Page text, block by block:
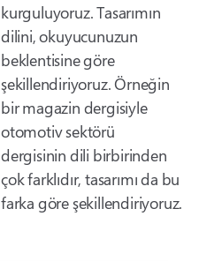
kurguluyoruz. Tasarımın
dilini, okuyucunuzun
beklentisine göre
şekillendiriyoruz. Örneğin
bir magazin dergisiyle
otomotiv sektörü
dergisinin dili birbirinden
çok farklıdır, tasarımı da bu
farka göre şekillendiriyoruz.